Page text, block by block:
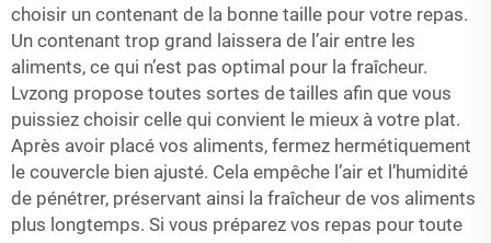
choisir un contenant de la bonne taille pour votre repas.
Un contenant trop grand laissera de l’air entre les
aliments, ce qui n’est pas optimal pour la fraîcheur.
Lvzong propose toutes sortes de tailles afin que vous
puissiez choisir celle qui convient le mieux à votre plat.
Après avoir placé vos aliments, fermez hermétiquement
le couvercle bien ajusté. Cela empêche l’air et l’humidité
de pénétrer, préservant ainsi la fraîcheur de vos aliments
plus longtemps. Si vous préparez vos repas pour toute